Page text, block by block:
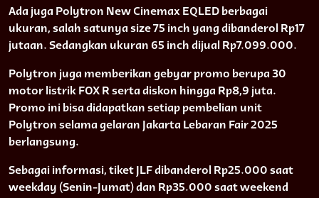
Ada juga Polytron New Cinemax EQLED berbagai
ukuran, salah satunya size 75 inch yang dibanderol Rp17
jutaan. Sedangkan ukuran 65 inch dijual Rp7.099.000.
Polytron juga memberikan gebyar promo berupa 30
motor listrik FOX R serta diskon hingga Rp8,9 juta.
Promo ini bisa didapatkan setiap pembelian unit
Polytron selama gelaran Jakarta Lebaran Fair 2025
berlangsung.
Sebagai informasi, tiket JLF dibanderol Rp25.000 saat
weekday (Senin-Jumat) dan Rp35.000 saat weekend